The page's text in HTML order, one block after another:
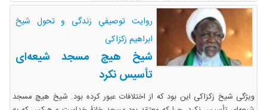
روایت توصیفیِ زندگی و تحول شیخ
ابراهیم زکزاکی
شیخ هیچ مسجد شیعه‌ای
تأسیس نکرد
ویژگی شیخ زکزاکی این بود که از اختلافات عبور کرده بود. شیخ هیچ مسجد